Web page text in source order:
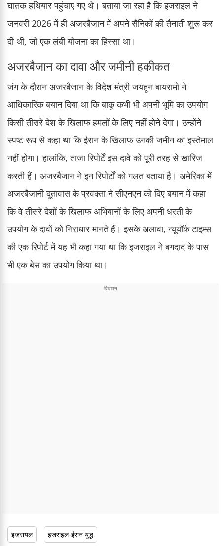
घातक हथियार पहुंचाए गए थे। बताया जा रहा है कि इजराइल ने
जनवरी 2026 में ही अजरबैजान में अपने सैनिकों की तैनाती शुरू कर
दी थी, जो एक लंबी योजना का हिस्सा था।
अजरबैजान का दावा और जमीनी हकीकत
जंग के दौरान अजरबैजान के विदेश मंत्री जयहून बायरामो ने
आधिकारिक बयान दिया था कि बाकू कभी भी अपनी भूमि का उपयोग
किसी तीसरे देश के खिलाफ हमलों के लिए नहीं होने देगा। उन्होंने
स्पष्ट रूप से कहा था कि ईरान के खिलाफ उनकी जमीन का इस्तेमाल
नहीं होगा। हालांकि, ताजा रिपोर्टें इस दावे को पूरी तरह से खारिज
करती हैं। अजरबैजान ने इन रिपोर्टों को गलत बताया है। अमेरिका में
अजरबैजानी दूतावास के प्रवक्ता ने सीएनएन को दिए बयान में कहा
कि वे तीसरे देशों के खिलाफ अभियानों के लिए अपनी धरती के
उपयोग के दावों को निराधार मानते हैं। इसके अलावा, न्यूयॉर्क टाइम्स
की एक रिपोर्ट में यह भी कहा गया था कि इजराइल ने बगदाद के पास
भी एक बेस का उपयोग किया था।
इजरायल इजराइल-ईरान युद्ध